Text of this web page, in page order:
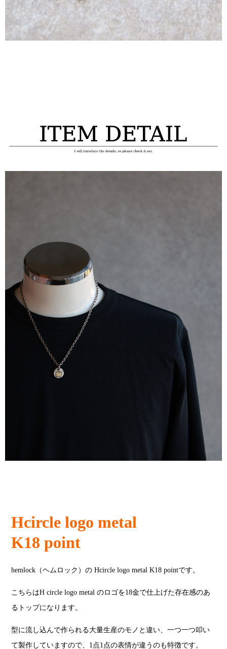
Hcircle logo metal
K18 point
hemlock（ヘムロック）の Hcircle logo metal K18 pointです。
こちらはH circle logo metal のロゴを18金で仕上げた存在感のあ
るトップになります。
型に流し込んで作られる大量生産のモノと違い、一つ一つ叩い
て製作していますので、1点1点の表情が違うのも特徴です。